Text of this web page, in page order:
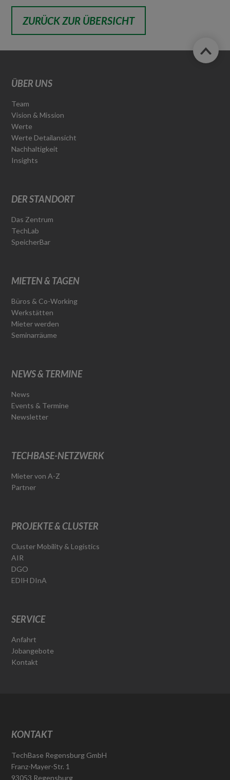
ZURÜCK ZUR ÜBERSICHT
ÜBER UNS
Team
Vision & Mission
Werte
Werte Detailansicht
Nachhaltigkeit
Insights
DER STANDORT
Das Zentrum
TechLab
SpeicherBar
MIETEN & TAGEN
Büros & Co-Working
Werkstätten
Mieter werden
Seminarräume
NEWS & TERMINE
News
Events & Termine
Newsletter
TECHBASE-NETZWERK
Mieter von A-Z
Partner
PROJEKTE & CLUSTER
Cluster Mobility & Logistics
AIR
DGO
EDIH DInA
SERVICE
Anfahrt
Jobangebote
Kontakt
KONTAKT
TechBase Regensburg GmbH
Franz-Mayer-Str. 1
93053 Regensburg